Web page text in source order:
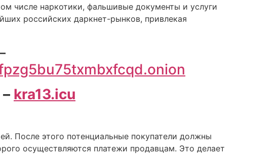
числе наркотики, фальшивые документы и услуги
российских даркнет-рынков, привлекая
kra13.icu
После этого потенциальные покупатели должны
осуществляются платежи продавцам. Это делает